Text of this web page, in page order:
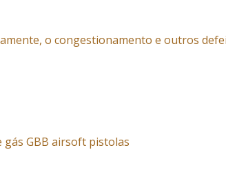
o congestionamento e outros
gás GBB airsoft pistolas